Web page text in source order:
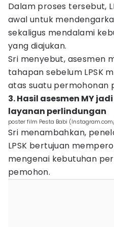
Dalam proses tersebut,
awal untuk
sekaligus mendalami
yang diajukan.
Sri menyebut, asesmen
tahapan sebelum LPSK
atas suatu permohonan
3. Hasil asesmen MY
layanan perlindungan
poster film Pesta Babi
Sri menambahkan,
LPSK bertujuan
mengenai kebutuhan
pemohon.